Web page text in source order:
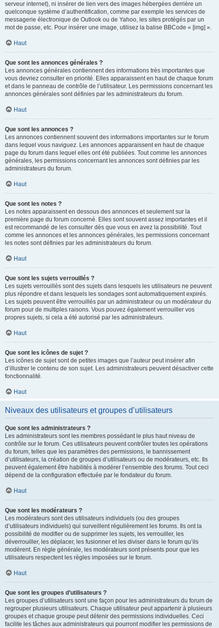
serveur internet), ni insérer de lien vers des images hébergées derrière un
quelconque système d’authentification, comme par exemple les services de
messagerie électronique de Outlook ou de Yahoo, les sites protégés par un
mot de passe, etc. Pour insérer une image, utilisez la balise BBCode « [img] ».
Haut
Que sont les annonces générales ?
Les annonces générales contiennent des informations très importantes que
vous devriez consulter en priorité. Elles apparaissent en haut de chaque forum
et dans le panneau de contrôle de l’utilisateur. Les permissions concernant les
annonces générales sont définies par les administrateurs du forum.
Haut
Que sont les annonces ?
Les annonces contiennent souvent des informations importantes sur le forum
dans lequel vous naviguez. Les annonces apparaissent en haut de chaque
page du forum dans lequel elles ont été publiées. Tout comme les annonces
générales, les permissions concernant les annonces sont définies par les
administrateurs du forum.
Haut
Que sont les notes ?
Les notes apparaissent en dessous des annonces et seulement sur la
première page du forum concerné. Elles sont souvent assez importantes et il
est recommandé de les consulter dès que vous en avez la possibilité. Tout
comme les annonces et les annonces générales, les permissions concernant
les notes sont définies par les administrateurs du forum.
Haut
Que sont les sujets verrouillés ?
Les sujets verrouillés sont des sujets dans lesquels les utilisateurs ne peuvent
plus répondre et dans lesquels les sondages sont automatiquement expirés.
Les sujets peuvent être verrouillés par un administrateur ou un modérateur du
forum pour de multiples raisons. Vous pouvez également verrouiller vos
propres sujets, si cela a été autorisé par les administrateurs.
Haut
Que sont les icônes de sujet ?
Les icônes de sujet sont de petites images que l’auteur peut insérer afin
d’illustrer le contenu de son sujet. Les administrateurs peuvent désactiver cette
fonctionnalité.
Haut
Niveaux des utilisateurs et groupes d’utilisateurs
Que sont les administrateurs ?
Les administrateurs sont les membres possédant le plus haut niveau de
contrôle sur le forum. Ces utilisateurs peuvent contrôler toutes les opérations
du forum, telles que les paramètres des permissions, le bannissement
d’utilisateurs, la création de groupes d’utilisateurs ou de modérateurs, etc. Ils
peuvent également être habilités à modérer l’ensemble des forums. Tout ceci
dépend de la configuration effectuée par le fondateur du forum.
Haut
Que sont les modérateurs ?
Les modérateurs sont des utilisateurs individuels (ou des groupes
d’utilisateurs individuels) qui surveillent régulièrement les forums. Ils ont la
possibilité de modifier ou de supprimer les sujets, les verrouiller, les
déverrouiller, les déplacer, les fusionner et les diviser dans le forum qu’ils
modèrent. En règle générale, les modérateurs sont présents pour que les
utilisateurs respectent les règles imposées sur le forum.
Haut
Que sont les groupes d’utilisateurs ?
Les groupes d’utilisateurs sont une façon pour les administrateurs du forum de
regrouper plusieurs utilisateurs. Chaque utilisateur peut appartenir à plusieurs
groupes et chaque groupe peut détenir des permissions individuelles. Ceci
facilite les tâches aux administrateurs qui pourront modifier les permissions de